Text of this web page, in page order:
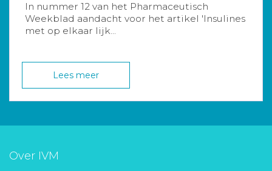
In nummer 12 van het Pharmaceutisch
Weekblad aandacht voor het artikel 'Insulines
met op elkaar lijk...
Lees meer
Over IVM